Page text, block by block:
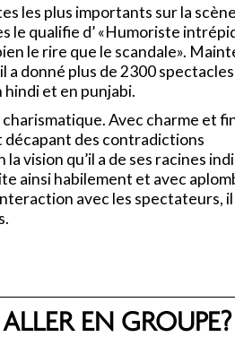
les plus importants sur la scène
le qualifie d’ «Humoriste
le rire que le scandale».
donné plus de 2300
hindi et en punjabi.
Avec charme et
des contradictions
vision qu’il a de ses racines
ainsi habilement et avec
avec les spectateurs,
EN GROUPE?